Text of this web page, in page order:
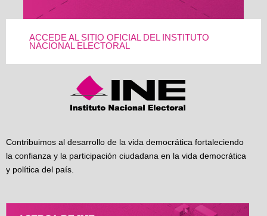
ACCEDE AL SITIO OFICIAL DEL INSTITUTO
NACIONAL ELECTORAL
Contribuimos al desarrollo de la vida democrática fortaleciendo
la confianza y la participación ciudadana en la vida democrática
y política del país.